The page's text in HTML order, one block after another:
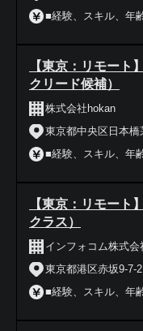
■経験、スキル、年
【東京：リモート
クリード候補）
株式会社hokan
東京都中央区日本
■経験、スキル、年
【東京：リモート
クラス）
インフォコム株式会
東京都港区赤坂9-
■経験、スキル、年